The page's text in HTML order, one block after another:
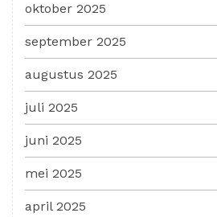
oktober 2025
september 2025
augustus 2025
juli 2025
juni 2025
mei 2025
april 2025